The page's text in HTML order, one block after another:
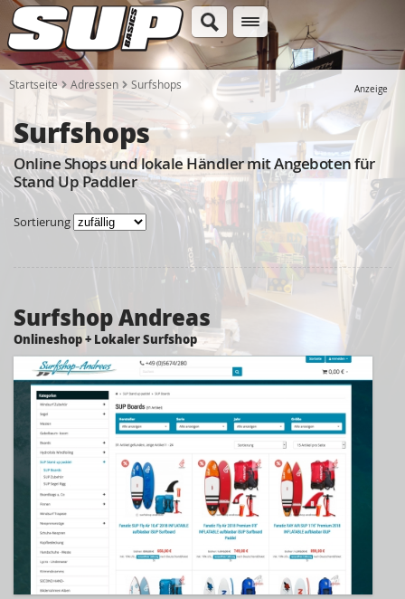
Startseite Adressen Surfshops Anzeige
Surfshops
Online Shops und lokale Händler mit Angeboten für
Stand Up Paddler
Sortierung
Surfshop Andreas
Onlineshop + Lokaler Surfshop